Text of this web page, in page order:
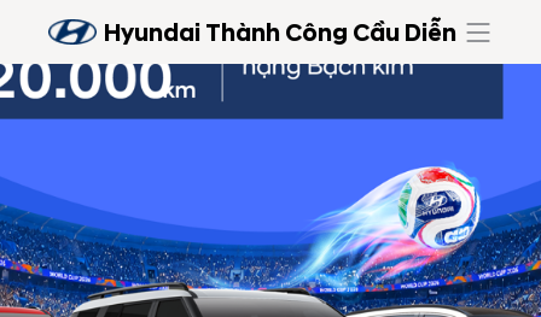
Hyundai Thành Công Cầu Diễn